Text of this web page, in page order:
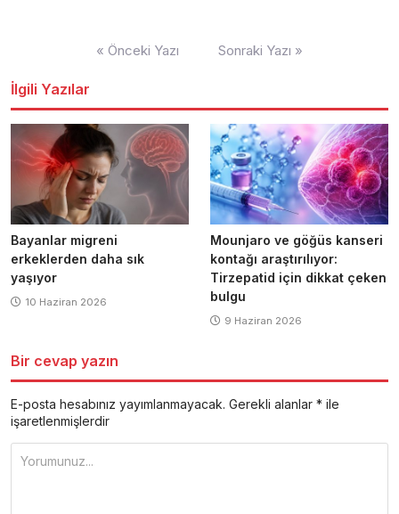
« Önceki Yazı Sonraki Yazı »
İlgili Yazılar
Bayanlar migreni
erkeklerden daha sık
yaşıyor
10 Haziran 2026
Mounjaro ve göğüs kanseri
kontağı araştırılıyor:
Tirzepatid için dikkat çeken
bulgu
9 Haziran 2026
Bir cevap yazın
E-posta hesabınız yayımlanmayacak. Gerekli alanlar * ile
işaretlenmişlerdir